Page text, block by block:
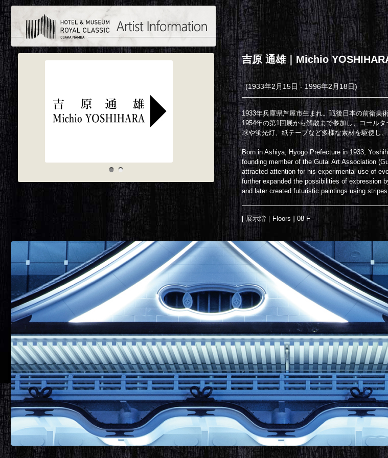
吉原 通雄｜Michio
(1933年2月15日 - 1996年2月18日)
1933年兵庫県芦屋市生まれ。戦後日本の前衛美
1954年の第1回展から解散まで参加し、コール
球や蛍光灯、紙テープなど多様な素材を駆使し
Born in Ashiya, Hyogo Prefecture in 1933,
founding member of the Gutai Art Association
attracted attention for his experimental use of
further expanded the possibilities of expression
and later created futuristic paintings using stripes
[ 展示階｜Floors ] 08 F